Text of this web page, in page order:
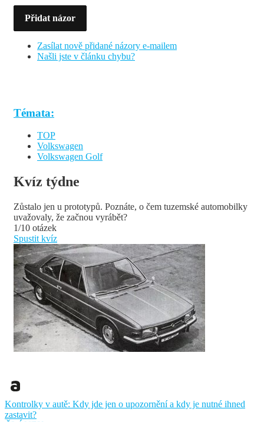
Přidat názor
Zasílat nově přidané názory e-mailem
Našli jste v článku chybu?
Témata:
TOP
Volkswagen
Volkswagen Golf
Kvíz týdne
Zůstalo jen u prototypů. Poznáte, o čem tuzemské automobilky
uvažovaly, že začnou vyrábět?
1/10 otázek
Spustit kvíz
Kontrolky v autě: Kdy jde jen o upozornění a kdy je nutné ihned
zastavit?